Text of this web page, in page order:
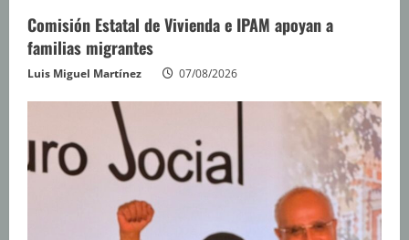
Comisión Estatal de Vivienda e IPAM apoyan a
familias migrantes
Luis Miguel Martínez 07/08/2026